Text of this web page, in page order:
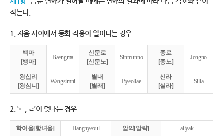
적는다.
1. 자음 사이에서 동화 작용이 일어나는 경우
백마
[뱅마]
Baengma
신문로
[신문노]
Sinmunno
종로
[종노]
Jongno
왕십리
[왕심니]
Wangsimni
별내
[별래]
Byeollae
신라
[실라]
Silla
2. ‘ㄴ, ㄹ’이 덧나는 경우
학여울[항녀울] Hangnyeoul 알약[알략] allyak